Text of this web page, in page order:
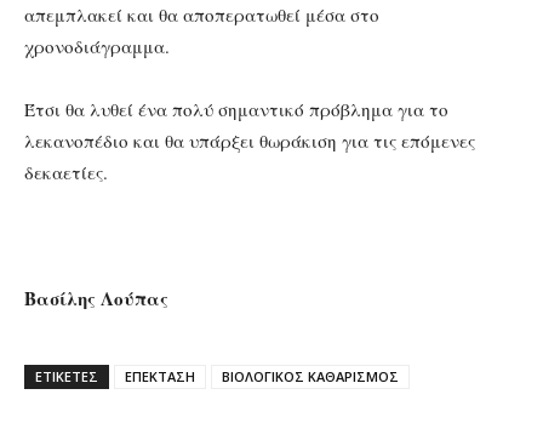
απεμπλακεί και θα αποπερατωθεί μέσα στο
χρονοδιάγραμμα.
Έτσι θα λυθεί ένα πολύ σημαντικό πρόβλημα για το
λεκανοπέδιο και θα υπάρξει θωράκιση για τις επόμενες
δεκαετίες.
Βασίλης Λούπας
ΕΤΙΚΕΤΕΣ ΕΠΕΚΤΑΣΗ ΒΙΟΛΟΓΙΚΟΣ ΚΑΘΑΡΙΣΜΟΣ